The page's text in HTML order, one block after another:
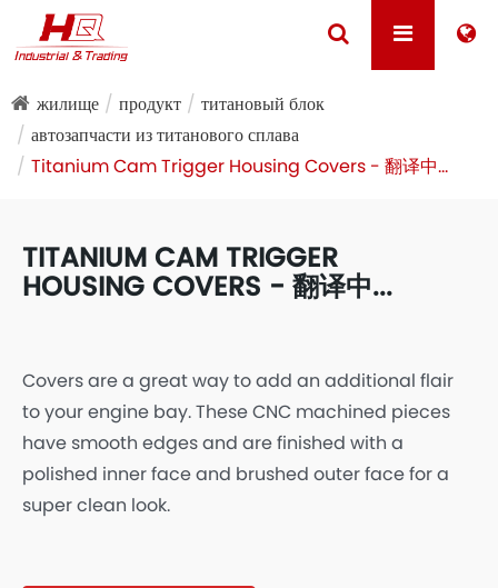
жилище продукт
титановый блок
автозапчасти из титанового сплава
Titanium Cam Trigger Housing Covers - 翻译中...
TITANIUM CAM TRIGGER
HOUSING COVERS - 翻译中...
Covers are a great way to add an additional flair
to your engine bay. These CNC machined pieces
have smooth edges and are finished with a
polished inner face and brushed outer face for a
super clean look.